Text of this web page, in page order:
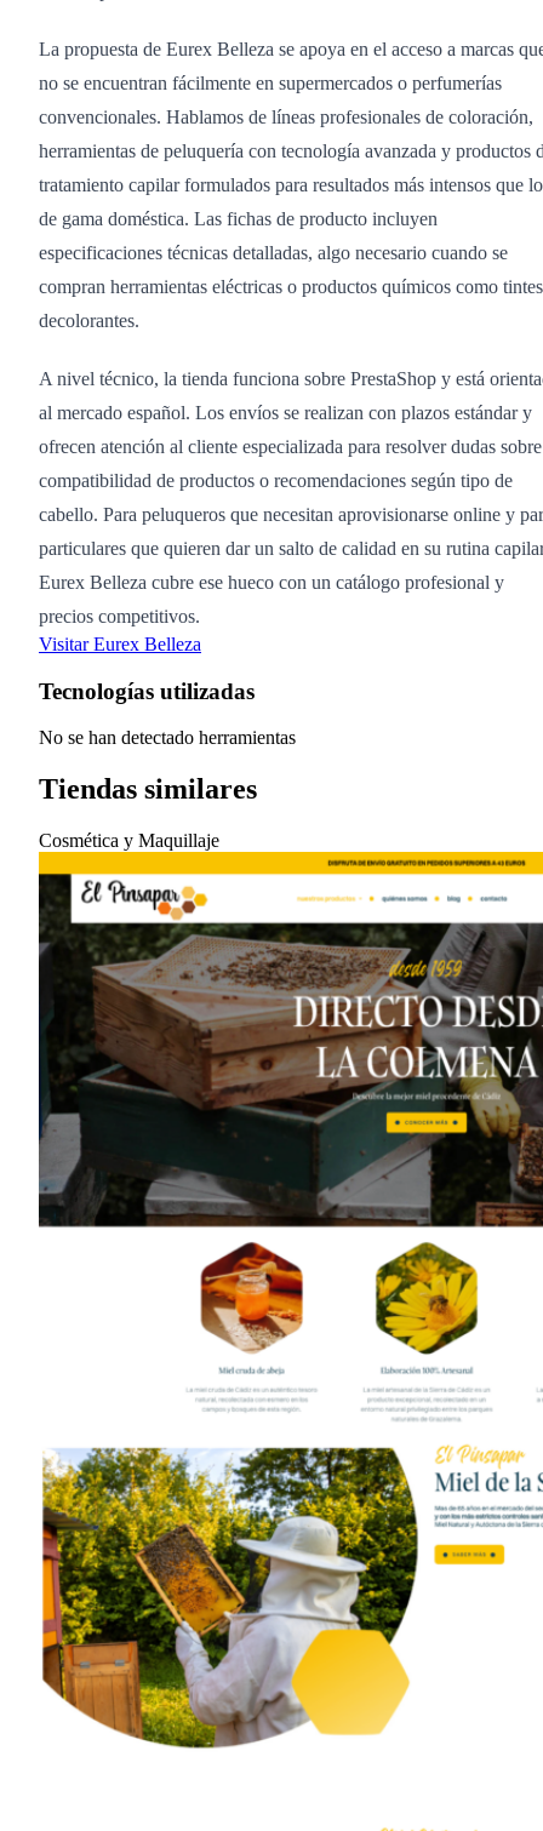
La propuesta de Eurex Belleza se apoya en el acceso a marcas
no se encuentran fácilmente en supermercados o perfumerías
convencionales. Hablamos de líneas profesionales de coloración,
herramientas de peluquería con tecnología avanzada y productos
tratamiento capilar formulados para resultados más intensos que
de gama doméstica. Las fichas de producto incluyen
especificaciones técnicas detalladas, algo necesario cuando se
compran herramientas eléctricas o productos químicos como
decolorantes.
A nivel técnico, la tienda funciona sobre PrestaShop y está
al mercado español. Los envíos se realizan con plazos estándar y
ofrecen atención al cliente especializada para resolver dudas sobre
compatibilidad de productos o recomendaciones según tipo de
cabello. Para peluqueros que necesitan aprovisionarse online y
particulares que quieren dar un salto de calidad en su rutina
Eurex Belleza cubre ese hueco con un catálogo profesional y
precios competitivos.
Visitar Eurex Belleza
Tecnologías utilizadas
No se han detectado herramientas
Tiendas similares
Cosmética y Maquillaje